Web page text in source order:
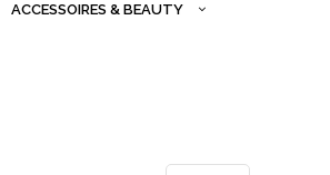
ACCESSOIRES & BEAUTY